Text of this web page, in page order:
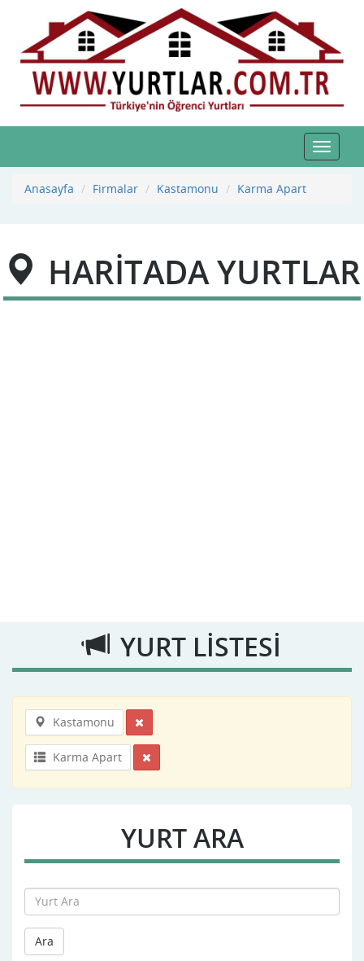
Toggle
Anasayfa
Firmalar Kastamonu Karma Apart
HARİTADA YURTLAR
YURT LİSTESİ
Kastamonu
Karma Apart
YURT ARA
Ara